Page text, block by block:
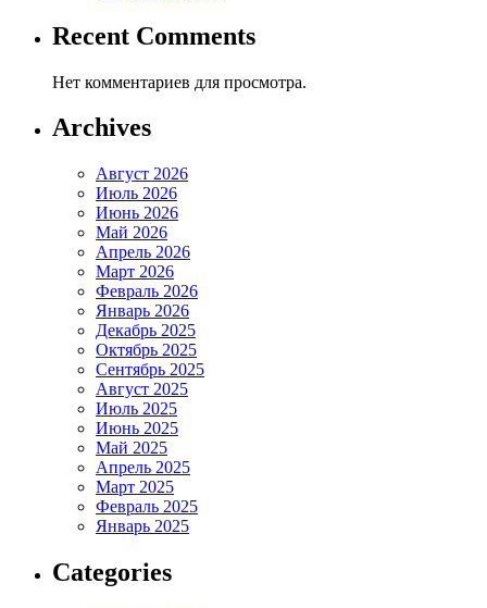
Recent Comments
Нет комментариев для просмотра.
Archives
Август 2026
Июль 2026
Июнь 2026
Май 2026
Апрель 2026
Март 2026
Февраль 2026
Январь 2026
Декабрь 2025
Октябрь 2025
Сентябрь 2025
Август 2025
Июль 2025
Июнь 2025
Май 2025
Апрель 2025
Март 2025
Февраль 2025
Январь 2025
Categories